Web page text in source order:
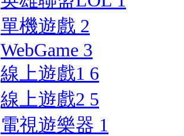
單機遊戲 2
WebGame 3
線上遊戲1 6
線上遊戲2 5
電視遊樂器 1